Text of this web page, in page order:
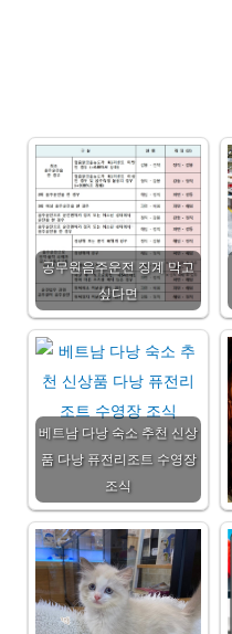
공무원음주운전 징계 막고
싶다면
베트남 다낭 숙소 추천 신상
품 다낭 퓨전리조트 수영장
조식